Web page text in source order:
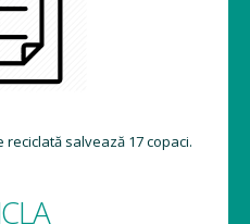
salvează 17 copaci.